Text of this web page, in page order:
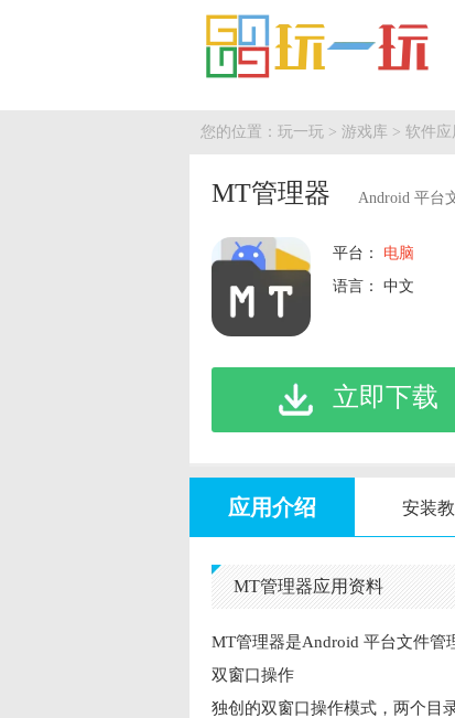
您的位置： 玩一玩 > 游戏库 > 软件应
MT管理器 Android 平台
平台： 电脑
语言： 中文
立即下载
应用介绍 安装
MT管理器应用资料
MT管理器是Android 平台文件管
双窗口操作
独创的双窗口操作模式，两个目